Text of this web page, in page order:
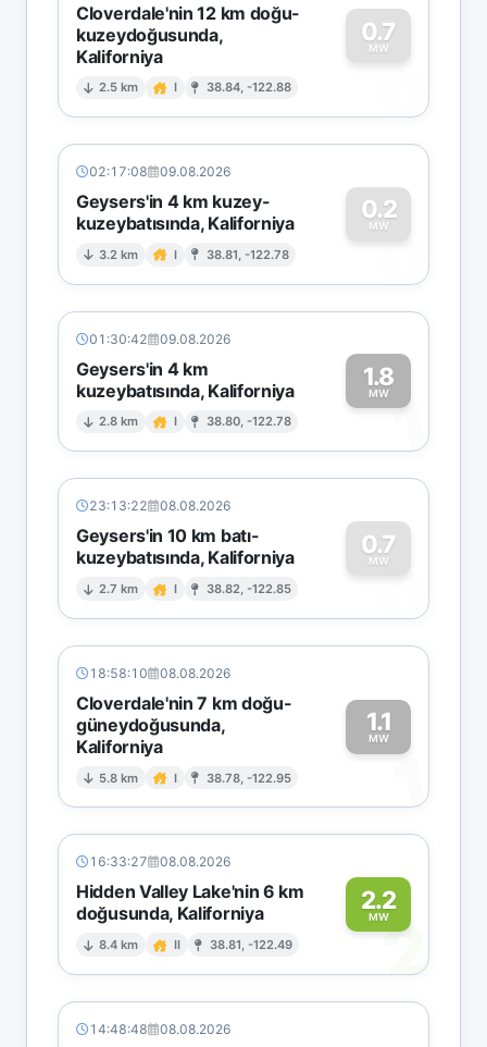
Cloverdale'nin 12 km doğu-
kuzeydoğusunda,
Kaliforniya
2.5 km I 38.84, -122.88
0.7
MW
0
02:17:08 09.08.2026
Geysers'in 4 km kuzey-
kuzeybatısında, Kaliforniya
3.2 km I 38.81, -122.78
0.2
MW
0
01:30:42 09.08.2026
Geysers'in 4 km
kuzeybatısında, Kaliforniya
2.8 km I 38.80, -122.78
1.8
MW1
23:13:22 08.08.2026
Geysers'in 10 km batı-
kuzeybatısında, Kaliforniya
2.7 km I 38.82, -122.85
0.7
MW
0
18:58:10 08.08.2026
Cloverdale'nin 7 km doğu-
güneydoğusunda,
Kaliforniya
5.8 km I 38.78, -122.95
1.1
MW
1
16:33:27 08.08.2026
Hidden Valley Lake'nin 6 km
doğusunda, Kaliforniya
8.4 km II 38.81, -122.49
2.2
MW2
14:48:48 08.08.2026